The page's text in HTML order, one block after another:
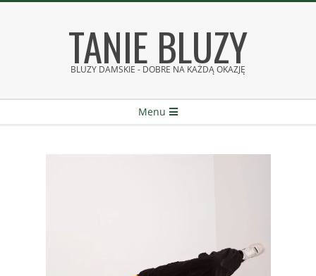
TANIE BLUZY
BLUZY DAMSKIE - DOBRE NA KAŻDĄ OKAZJĘ
Menu